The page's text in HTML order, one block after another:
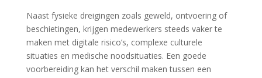
Naast fysieke dreigingen zoals geweld, ontvoering of
beschietingen, krijgen medewerkers steeds vaker te
maken met digitale risico’s, complexe culturele
situaties en medische noodsituaties. Een goede
voorbereiding kan het verschil maken tussen een